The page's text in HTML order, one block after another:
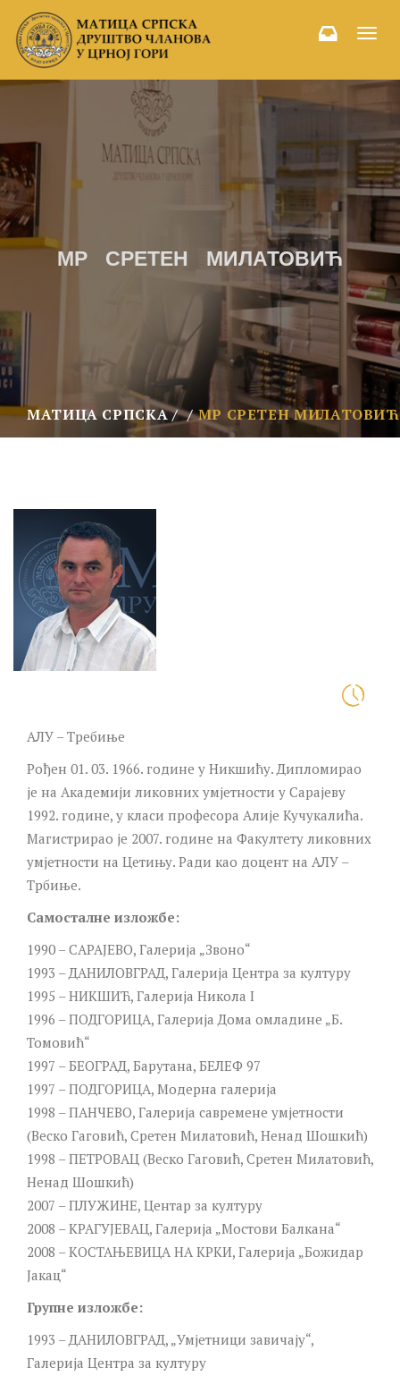
МР СРЕТЕН МИЛАТОВИЋ
МАТИЦА СРПСКА МР СРЕТЕН МИЛАТОВИЋ
АЛУ – Требиње
Рођен 01. 03. 1966. године у Никшићу. Дипломирао
је на Академији ликовних умјетности у Сарајеву
1992. године, у класи професора Алије Кучукалића.
Магистрирао је 2007. године на Факултету ликовних
умјетности на Цетињу. Ради као доцент на АЛУ –
Трбиње.
Самосталне изложбе:
1990 – САРАЈЕВО, Галерија „Звоно“
1993 – ДАНИЛОВГРАД, Галерија Центра за културу
1995 – НИКШИЋ, Галерија Никола I
1996 – ПОДГОРИЦА, Галерија Дома омладине „Б.
Томовић“
1997 – БЕОГРАД, Барутана, БЕЛЕФ 97
1997 – ПОДГОРИЦА, Модерна галерија
1998 – ПАНЧЕВО, Галерија савремене умјетности
(Веско Гаговић, Сретен Милатовић, Ненад Шошкић)
1998 – ПЕТРОВАЦ (Веско Гаговић, Сретен Милатовић,
Ненад Шошкић)
2007 – ПЛУЖИНЕ, Центар за културу
2008 – КРАГУЈЕВАЦ, Галерија „Мостови Балкана“
2008 – КОСТАЊЕВИЦА НА КРКИ, Галерија „Божидар
Јакац“
Групне изложбе:
1993 – ДАНИЛОВГРАД, „Умјетници завичају“,
Галерија Центра за културу